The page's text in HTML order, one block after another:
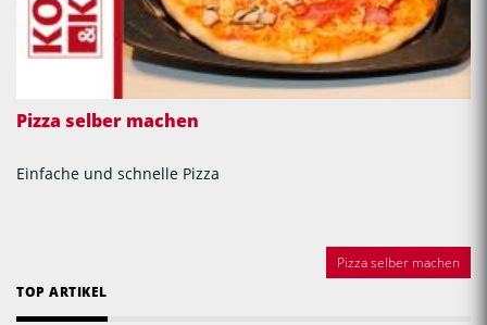
Pizza selber machen
Einfache und schnelle Pizza
Pizza selber machen
TOP ARTIKEL